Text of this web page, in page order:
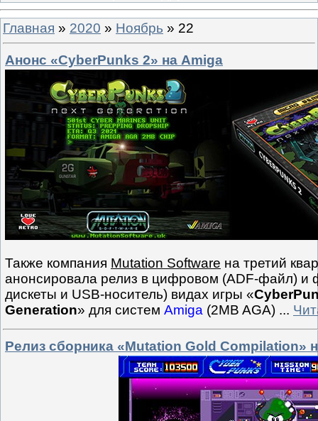
Главная » 2020 » Ноябрь » 22
Анонс «CyberPunks 2» на Amiga
Также компания Mutation Software на третий
анонсировала релиз в цифровом (ADF-файл) и
дискеты и USB-носитель) видах игры «
Generation» для систем Amiga (2MB AGA) ...
Релиз сборника «Mutation Gold Compilation»